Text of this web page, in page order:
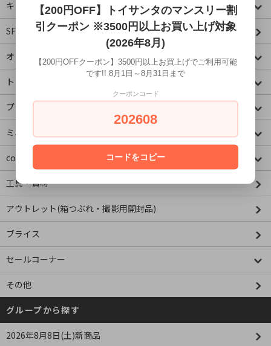
キャラクター
SF・映画・アメコミ
オリジナル
トミカコーナー
プラレールコーナー
ミニチュア&ドールハウス
concombre コンコンブル
工具・資材
アウトレット(箱つぶれ・撮影用開封品)
ブライス
セールコーナー
その他
グループから探す
2026年8月8日(土)新商品
【200円OFF】トイサンタのマンスリー割
引クーポン ※3500円以上お買い上げ対象
(2026年8月)
【200円OFFクーポン】3500円以上お買上げでご利用可能
です!! 8月1日～8月31日まで
クーポンコード
202608
コードをコピー